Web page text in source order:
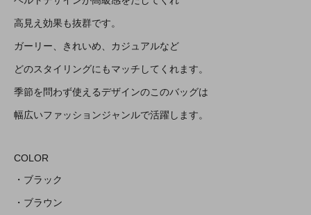
高見え効果も抜群です。
ガーリー、きれいめ、カジュアルなど
どのスタイリングにもマッチしてくれます。
季節を問わず使えるデザインのこのバッグは
幅広いファッションジャンルで活躍します。
COLOR
・ブラック
・ブラウン